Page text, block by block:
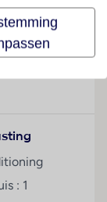
beschikt over
over
van
een
: 1